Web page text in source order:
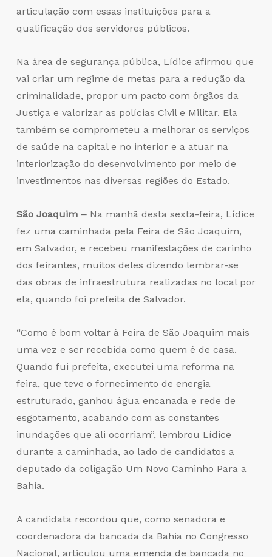
articulação com essas instituições para a
qualificação dos servidores públicos.
Na área de segurança pública, Lídice afirmou que
vai criar um regime de metas para a redução da
criminalidade, propor um pacto com órgãos da
Justiça e valorizar as polícias Civil e Militar. Ela
também se comprometeu a melhorar os serviços
de saúde na capital e no interior e a atuar na
interiorização do desenvolvimento por meio de
investimentos nas diversas regiões do Estado.
São Joaquim – Na manhã desta sexta-feira, Lídice
fez uma caminhada pela Feira de São Joaquim,
em Salvador, e recebeu manifestações de carinho
dos feirantes, muitos deles dizendo lembrar-se
das obras de infraestrutura realizadas no local por
ela, quando foi prefeita de Salvador.
“Como é bom voltar à Feira de São Joaquim mais
uma vez e ser recebida como quem é de casa.
Quando fui prefeita, executei uma reforma na
feira, que teve o fornecimento de energia
estruturado, ganhou água encanada e rede de
esgotamento, acabando com as constantes
inundações que ali ocorriam”, lembrou Lídice
durante a caminhada, ao lado de candidatos a
deputado da coligação Um Novo Caminho Para a
Bahia.
A candidata recordou que, como senadora e
coordenadora da bancada da Bahia no Congresso
Nacional, articulou uma emenda de bancada no